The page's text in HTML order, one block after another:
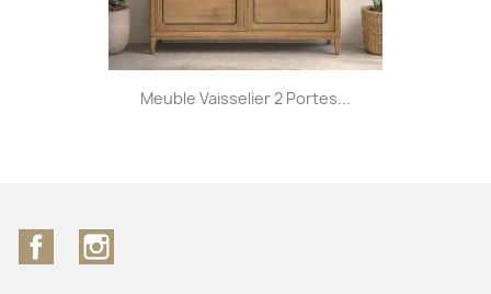
Meuble Vaisselier 2 Portes...
Facebook